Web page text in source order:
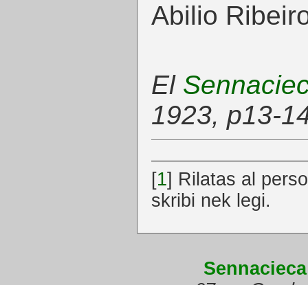
Abilio
El
1923, p13-
[1] Rilatas al
skribi nek legi.